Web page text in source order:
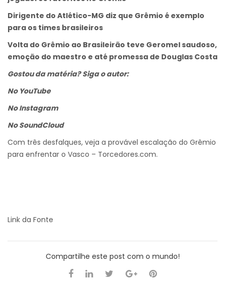
Dirigente do Atlético-MG diz que Grêmio é exemplo
para os times brasileiros
Volta do Grêmio ao Brasileirão teve Geromel saudoso,
emoção do maestro e até promessa de Douglas Costa
Gostou da matéria? Siga o autor:
No YouTube
No Instagram
No SoundCloud
Com três desfalques, veja a provável escalação do Grêmio
para enfrentar o Vasco – Torcedores.com.
Link da Fonte
Compartilhe este post com o mundo!